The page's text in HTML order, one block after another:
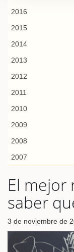
2016
2015
2014
2013
2012
2011
2010
2009
2008
2007
El mejor
saber
3 de noviembre de